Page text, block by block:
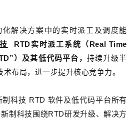
解决方案中的实时派工及调度能
RTD实时派工系统（Real Time
）及其低代码平台， 持续升级半
布局，进一步提升核心竞争力。
科技 RTD 软件及低代码平台所有
制科技围绕RTD研发升级、解决方